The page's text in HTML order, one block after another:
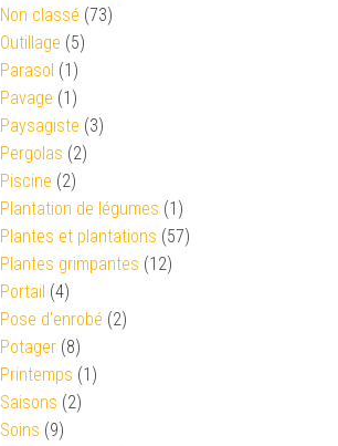
Non classé (73)
Outillage (5)
Parasol (1)
Pavage (1)
Paysagiste (3)
Pergolas (2)
Piscine (2)
Plantation de légumes (1)
Plantes et plantations (57)
Plantes grimpantes (12)
Portail (4)
Pose d'enrobé (2)
Potager (8)
Printemps (1)
Saisons (2)
Soins (9)